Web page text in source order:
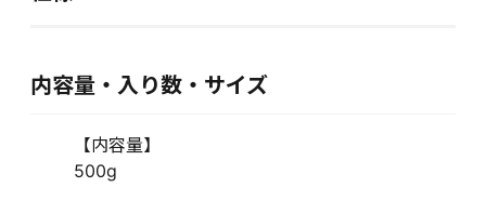
内容量・入り数・サイズ
【内容量】
500g